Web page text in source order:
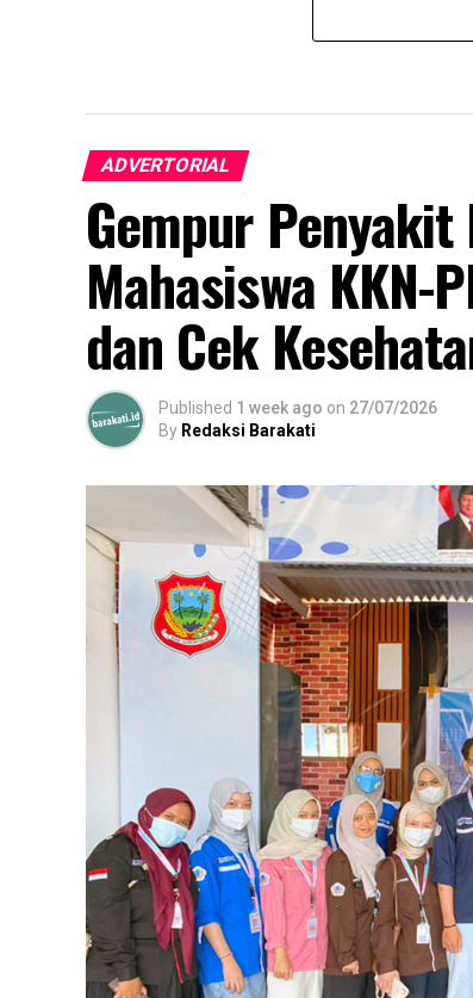
ADVERTORIAL
Gempur
Mahasiswa KKN-
dan Cek
Published 1 week ago on 27/07/2026
By Redaksi Barakati